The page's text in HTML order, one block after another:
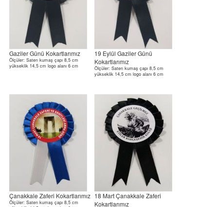
Gaziler Günü Kokartlarımız
Ölçüler: Saten kumaş çapı 8,5 cm
yükseklik 14,5 cm logo alanı 6 cm
19 Eylül Gaziler Günü
Kokartlarımız
Ölçüler: Saten kumaş çapı 8,5 cm
yükseklik 14,5 cm logo alanı 6 cm
Çanakkale Zaferi Kokartlarımız
Ölçüler: Saten kumaş çapı 8,5 cm
18 Mart Çanakkale Zaferi
Kokartlarımız